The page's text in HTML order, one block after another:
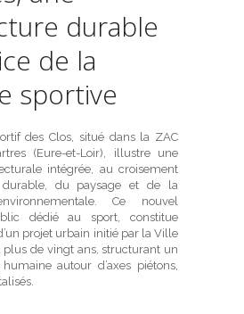
durable
de la
sportive
des Clos, situé dans la ZAC
(Eure-et-Loir), illustre une
intégrée, au croisement
durable, du paysage et de la
Ce nouvel
dédié au sport, constitue
projet urbain initié par la Ville
plus de vingt ans, structurant un
autour d’axes piétons,